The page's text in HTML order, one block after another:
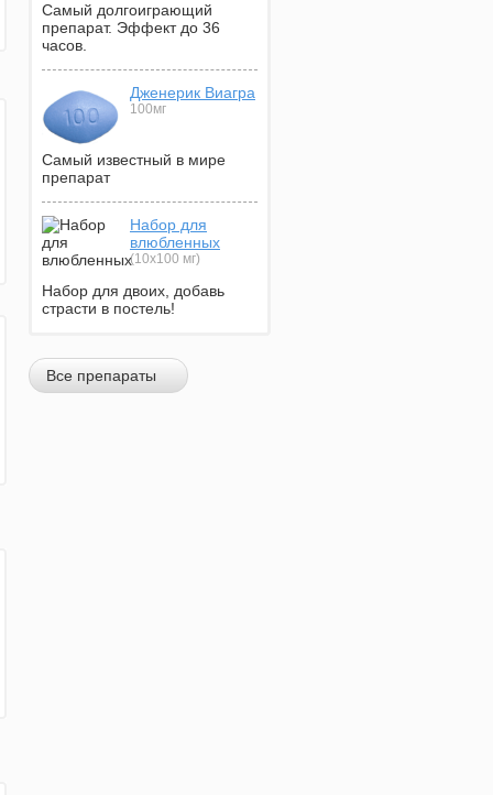
Самый долгоиграющий
препарат. Эффект до 36
часов.
Дженерик Виагра
100мг
Самый известный в мире
препарат
Набор для
влюбленных
(10х100 мг)
Набор для двоих, добавь
страсти в постель!
Все препараты